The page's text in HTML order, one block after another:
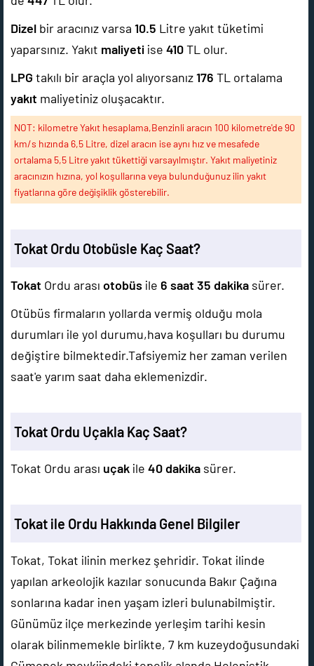
Dizel bir aracınız varsa 10.5 Litre yakıt tüketimi
yaparsınız. Yakıt maliyeti ise 410TL olur.
LPG takılı bir araçla yol alıyorsanız176 TL ortalama
yakıt maliyetiniz oluşacaktır.
NOT: kilometre Yakıt hesaplama,Benzinli aracın 100 kilometre'de 90
km/s hızında 6,5 Litre, dizel aracın ise aynı hız ve mesafede
ortalama 5,5 Litre yakıt tükettiği varsayılmıştır. Yakıt maliyetiniz
aracınızın hızına, yol koşullarına veya bulunduğunuz ilin yakıt
fiyatlarına göre değişiklik gösterebilir.
Tokat Ordu Otobüsle Kaç Saat?
Tokat Ordu arası otobüs ile 6 saat 35 dakika sürer.
Otübüs firmaların yollarda vermiş olduğu mola
durumları ile yol durumu,hava koşulları bu durumu
değiştire bilmektedir.Tafsiyemiz her zaman verilen
saat'e yarım saat daha eklemenizdir.
Tokat Ordu Uçakla Kaç Saat?
Tokat Ordu arası uçak ile 40 dakika sürer.
Tokat ile Ordu Hakkında Genel Bilgiler
Tokat, Tokat ilinin merkez şehridir. Tokat ilinde
yapılan arkeolojik kazılar sonucunda Bakır Çağına
sonlarına kadar inen yaşam izleri bulunabilmiştir.
Günümüz ilçe merkezinde yerleşim tarihi kesin
olarak bilinmemekle birlikte, 7 km kuzeydoğusundaki